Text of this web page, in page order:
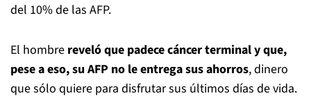
del 10% de las AFP.
El hombre reveló que padece cáncer terminal y que,
pese a eso, su AFP no le entrega sus ahorros, dinero
que sólo quiere para disfrutar sus últimos días de vida.